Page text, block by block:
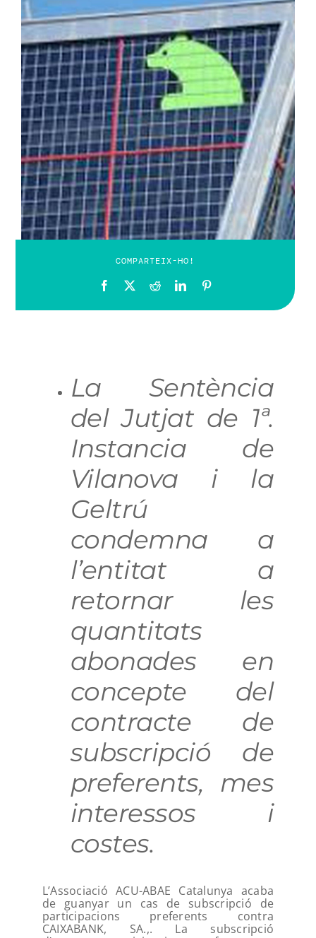
COMPARTEIX-HO!
La Sentència
del Jutjat de 1ª.
Instancia de
Vilanova i la
Geltrú
condemna a
l’entitat a
retornar les
quantitats
abonades en
concepte del
contracte de
subscripció de
preferents, mes
interessos i
costes.
L’Associació ACU-ABAE Catalunya acaba
de guanyar un cas de subscripció de
participacions preferents contra
CAIXABANK, SA.,. La subscripció